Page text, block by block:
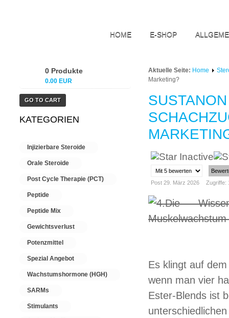
HOME E-SHOP
Aktuelle Seite: Home
Marketing?
Rate
Post 29. März 2026
Zugriffe:
Es klingt auf
wenn man vier
Ester-Blends ist
0 Produkte
0.00 EUR
GO TO CART
KATEGORIEN
Injizierbare Steroide
Orale Steroide
Post Cycle Therapie (PCT)
Peptide
Peptide Mix
Gewichtsverlust
Potenzmittel
Spezial Angebot
Wachstumshormone (HGH)
SARMs
Stimulants